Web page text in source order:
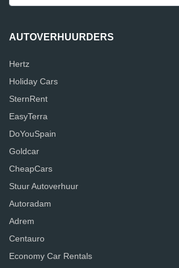
AUTOVERHUURDERS
Hertz
Holiday Cars
SternRent
EasyTerra
DoYouSpain
Goldcar
CheapCars
Stuur Autoverhuur
Autoradam
Adrem
Centauro
Economy Car Rentals